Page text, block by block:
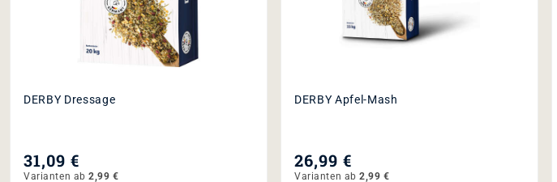
DERBY Dressage
31,09 €
Varianten ab 2,99 €
DERBY Apfel-Mash
26,99 €
Varianten ab 2,99 €